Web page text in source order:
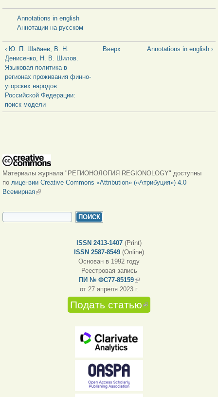
Annotations in english
Аннотации на русском
‹ Ю. П. Шабаев, В. Н.
Денисенко, Н. В. Шилов.
Языковая политика в
регионах проживания финно-
угорских народов
Российской Федерации:
поиск модели
Вверх Annotations in english ›
Материалы журнала "РЕГИОНОЛОГИЯ REGIONOLOGY" доступны
по лицензии Creative Commons «Attribution» («Атрибуция») 4.0
Всемирная(внешняя ссылка)
ФОРМА ПОИСКА
ISSN 2413-1407 (Print)
ISSN 2587-8549 (Online)
Основан в 1992 году
Реестровая запись
ПИ № ФС77-85159(внешняя ссылка)
от 27 апреля 2023 г.
Подать статью